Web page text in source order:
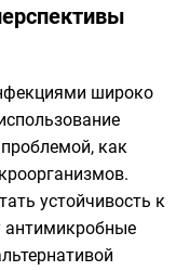
широко
как
.
устойчивость к